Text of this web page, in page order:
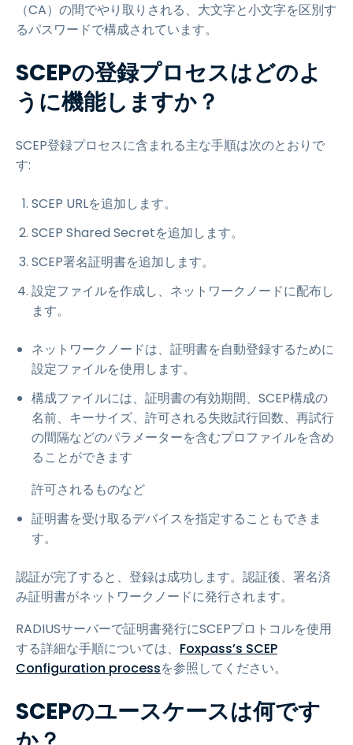
（CA）の間でやり取りされる、大文字と小文字を区別す
るパスワードで構成されています。
SCEPの登録プロセスはどのよ
うに機能しますか？
SCEP登録プロセスに含まれる主な手順は次のとおりで
す:
SCEP URLを追加します。
SCEP Shared Secretを追加します。
SCEP署名証明書を追加します。
設定ファイルを作成し、ネットワークノードに配布し
ます。
ネットワークノードは、証明書を自動登録するために
設定ファイルを使用します。
構成ファイルには、証明書の有効期間、SCEP構成の
名前、キーサイズ、許可される失敗試行回数、再試行
の間隔などのパラメーターを含むプロファイルを含め
ることができます
許可されるものなど
証明書を受け取るデバイスを指定することもできま
す。
認証が完了すると、登録は成功します。認証後、署名済
み証明書がネットワークノードに発行されます。
RADIUSサーバーで証明書発行にSCEPプロトコルを使用
する詳細な手順については、 Foxpass’s SCEP
Configuration processを参照してください。
SCEPのユースケースは何です